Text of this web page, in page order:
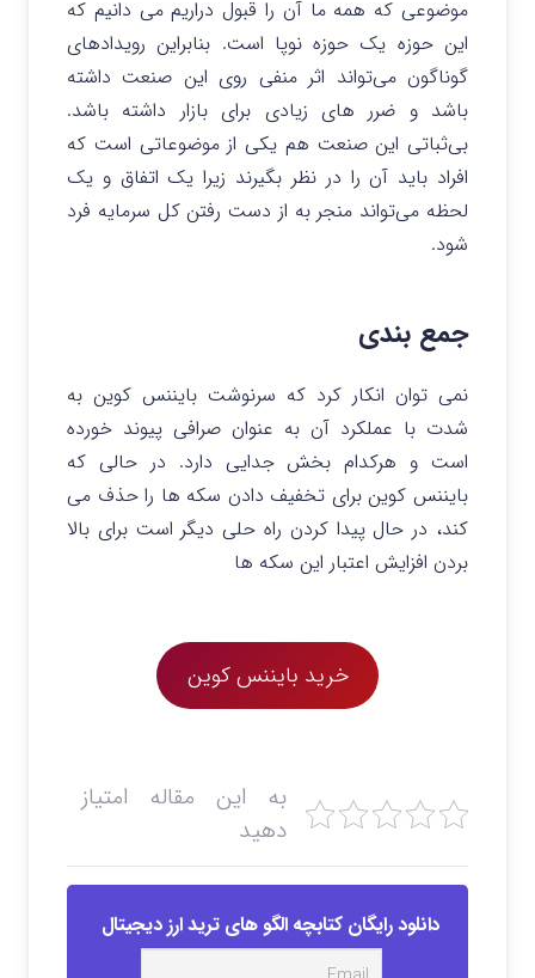
موضوعی که همه ما آن را قبول دراریم می دانیم که
این حوزه یک حوزه نوپا است. بنابراین رویدادهای
گوناگون می‌تواند اثر منفی روی این صنعت داشته
باشد و ضرر های زیادی برای بازار داشته باشد.
بی‌ثباتی این صنعت هم یکی از موضوعاتی است که
افراد باید آن را در نظر بگیرند زیرا یک اتفاق و یک
لحظه می‌تواند منجر به از دست رفتن کل سرمایه فرد
شود.
جمع بندی
نمی توان انکار کرد که سرنوشت بایننس کوین به
شدت با عملکرد آن به عنوان صرافی پیوند خورده
است و هرکدام بخش جدایی دارد. در حالی که
بایننس کوین برای تخفیف دادن سکه ها را حذف می
کند، در حال پیدا کردن راه حلی دیگر است برای بالا
بردن افزایش اعتبار این سکه ها
خرید بایننس کوین
به این مقاله امتیاز
دهید
دانلود رایگان کتابچه الگو های ترید ارز دیجیتال